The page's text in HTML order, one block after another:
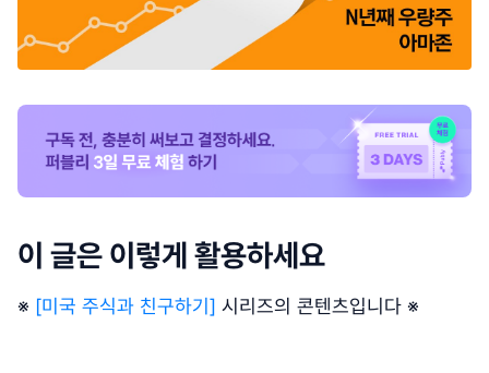
이 글은 이렇게 활용하세요
※ [미국 주식과 친구하기] 시리즈의 콘텐츠입니다 ※